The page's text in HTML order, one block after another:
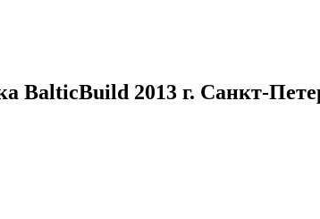
BalticBuild 2013 г. Санкт-